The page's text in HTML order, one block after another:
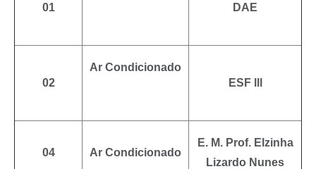
01
DAE
02
Ar Condicionado
ESF lll
04 Ar Condicionado
E. M. Prof. Elzinha
Lizardo Nunes